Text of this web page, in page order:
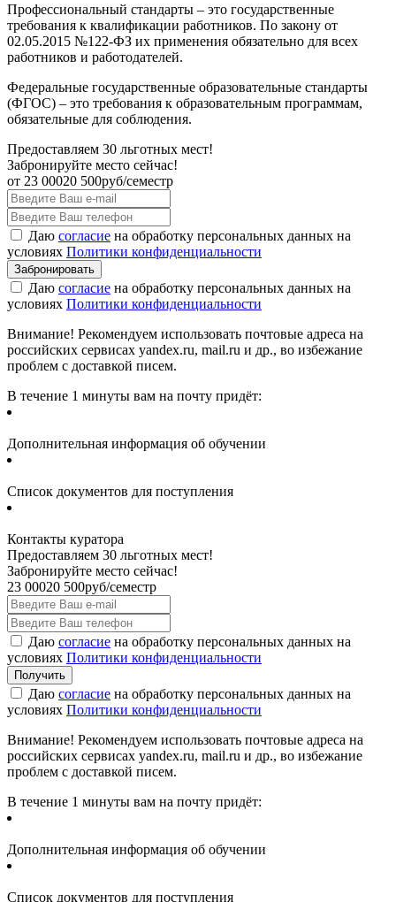
Профессиональный стандарты – это государственные
требования к квалификации работников. По закону от
02.05.2015 №122-ФЗ их применения обязательно для всех
работников и работодателей.
Федеральные государственные образовательные стандарты
(ФГОС) – это требования к образовательным программам,
обязательные для соблюдения.
Предоставляем 30 льготных мест!
Забронируйте место сейчас!
от 23 00020 500руб/семестр
Даю согласие на обработку персональных данных на
условиях Политики конфиденциальности
Даю согласие на обработку персональных данных на
условиях Политики конфиденциальности
Внимание! Рекомендуем использовать почтовые адреса на
российских сервисах yandex.ru, mail.ru и др., во избежание
проблем с доставкой писем.
В течение 1 минуты вам на почту придёт:
Дополнительная информация об обучении
Список документов для поступления
Контакты куратора
Предоставляем 30 льготных мест!
Забронируйте место сейчас!
23 00020 500руб/семестр
Даю согласие на обработку персональных данных на
условиях Политики конфиденциальности
Даю согласие на обработку персональных данных на
условиях Политики конфиденциальности
Внимание! Рекомендуем использовать почтовые адреса на
российских сервисах yandex.ru, mail.ru и др., во избежание
проблем с доставкой писем.
В течение 1 минуты вам на почту придёт:
Дополнительная информация об обучении
Список документов для поступления